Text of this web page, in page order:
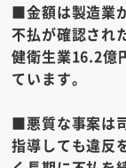
■金額は製造業
不払が確認され
健衛生業16.2億
ています。
■悪質な事案は
指導しても違反